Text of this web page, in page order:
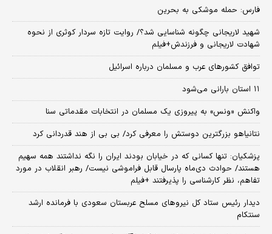
فارس: حمله موشکی به بحرین
شهید لاریجانی چگونه شناسایی شد؟/ روایت تازه سردار کوثری از نحوه
شهادت لاریجانی و فرزندش+فیلم
توافق کشورهای عرب و مسلمان درباره اسرائیل
۱۱ استان بارانی می‌شود
واکنش «ونس» به پیروزی یک مسلمان در انتخابات مقدماتی سنا
نتانیاهو بزرگترین دوستش را معرفی کرد/ بی بی از هند قدردانی کرد
پزشکیان: تنها کسانی که در خیابان بودند ایران را نگه نداشتند همه سهیم
هستند/ حوادث دی‌ماه پارسال قابل فراموشی نیست/ رهبر انقلاب در مورد
تفاهم، نظر کارشناسی را پذیرفتند +فیلم
دیدار رئیس ستاد کل نیروهای مسلح عربستان سعودی با فرمانده ارشد
سنتکام